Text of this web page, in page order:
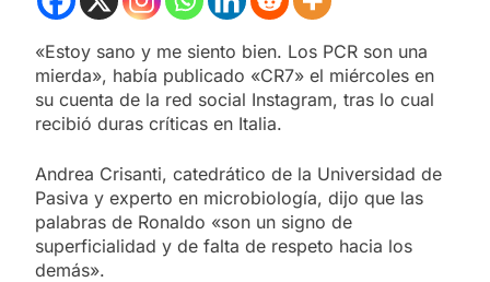
«Estoy sano y me siento bien. Los PCR son una
mierda», había publicado «CR7» el miércoles en
su cuenta de la red social Instagram, tras lo cual
recibió duras críticas en Italia.
Andrea Crisanti, catedrático de la Universidad de
Pasiva y experto en microbiología, dijo que las
palabras de Ronaldo «son un signo de
superficialidad y de falta de respeto hacia los
demás».